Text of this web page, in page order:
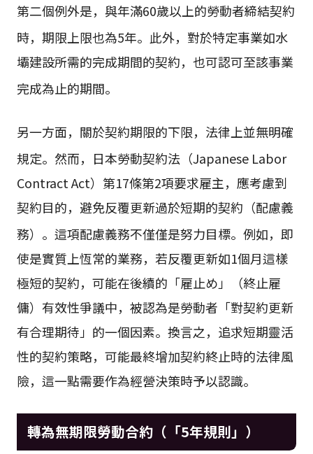
第二個例外是，與年滿60歲以上的勞動者締結契約
時，期限上限也為5年。此外，對於特定事業如水
壩建設所需的完成期間的契約，也可認可至該事業
完成為止的期間。
另一方面，關於契約期限的下限，法律上並無明確
規定。然而，日本勞動契約法（Japanese Labor
Contract Act）第17條第2項要求雇主，應考慮到
契約目的，避免反覆更新過於短期的契約（配慮義
務） 。這項配慮義務不僅僅是努力目標。例如，即
使是實質上恆常的業務，若反覆更新如1個月這樣
極短的契約，可能在後續的「雇止め」（終止雇
傭）有效性爭議中，被認為是勞動者「對契約更新
有合理期待」的一個因素。換言之，追求短期靈活
性的契約策略，可能最終增加契約終止時的法律風
險，這一點需要作為經營決策時予以認識。
轉為無期限勞動合約（「5年規則」）